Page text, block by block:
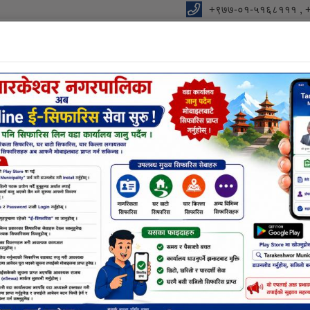
+९७७-०१-५१६८१११ ,
कार्यालय
आधार "
विधुतीय शुसासन सेवा शाखा सूचना तथा जानकारी
नक्सा सम्बन्धि छलफलमा सहभागी हुने बारे (सम्पूर्ण
विवरण